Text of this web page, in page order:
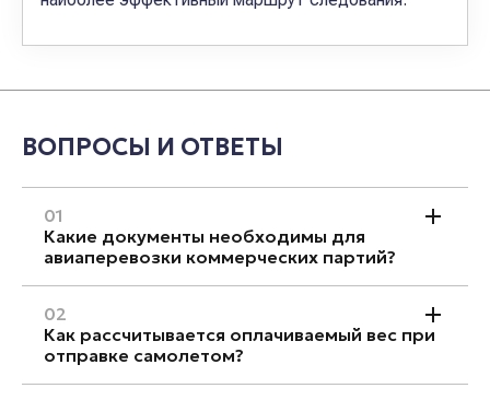
ВОПРОСЫ И ОТВЕТЫ
01
Какие документы необходимы для
авиаперевозки коммерческих партий?
02
Как рассчитывается оплачиваемый вес при
отправке самолетом?